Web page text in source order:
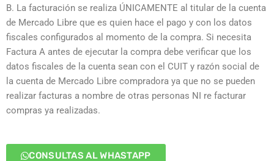
B. La facturación se realiza ÚNICAMENTE al titular de la cuenta
de Mercado Libre que es quien hace el pago y con los datos
fiscales configurados al momento de la compra. Si necesita
Factura A antes de ejecutar la compra debe verificar que los
datos fiscales de la cuenta sean con el CUIT y razón social de
la cuenta de Mercado Libre compradora ya que no se pueden
realizar facturas a nombre de otras personas NI re facturar
compras ya realizadas.
CONSULTAS AL WHASTAPP